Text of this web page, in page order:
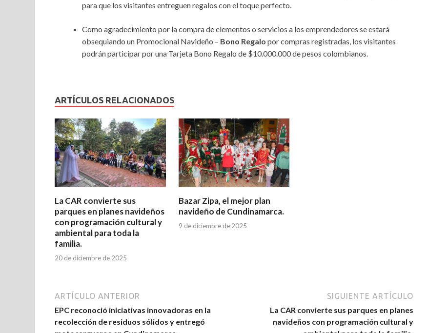
para que los visitantes entreguen regalos con el toque perfecto.
Como agradecimiento por la compra de elementos o servicios a los emprendedores se estará
obsequiando un Promocional Navideño – Bono Regalo por compras registradas, los visitantes
podrán participar por una Tarjeta Bono Regalo de $10.000.000 de pesos colombianos.
ARTÍCULOS RELACIONADOS
La CAR convierte sus
parques en planes navideños
con programación cultural y
ambiental para toda la
familia.
20 de diciembre de 2025
Bazar Zipa, el mejor plan
navideño de Cundinamarca.
9 de diciembre de 2025
ARTÍCULO ANTERIOR
EPC reconoció iniciativas innovadoras en la
recolección de residuos sólidos y entregó
SIGUIENTE ARTÍCULO
La CAR convierte sus parques en planes
navideños con programación cultural y